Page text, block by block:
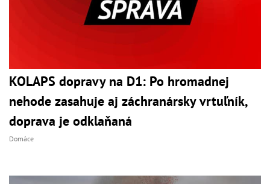
KOLAPS dopravy na D1: Po hromadnej
nehode zasahuje aj záchranársky vrtuľník,
doprava je odklaňaná
Domáce